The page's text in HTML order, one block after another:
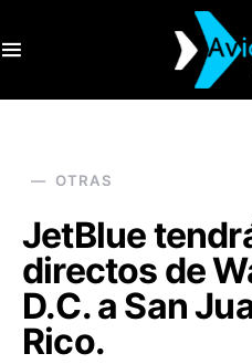
OTRAS
JetBlue
directos de
D.C. a San
Rico.